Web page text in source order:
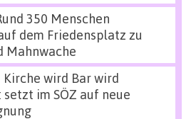
350 Menschen
dem Friedensplatz zu
Mahnwache
Kirche wird Bar wird
setzt im SÖZ auf neue